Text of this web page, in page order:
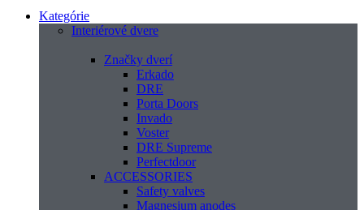
Kategórie
Interiérové dvere
Značky dverí
Erkado
DRE
Porta Doors
Invado
Voster
DRE Supreme
Perfectdoor
ACCESSORIES
Safety valves
Magnesium anodes